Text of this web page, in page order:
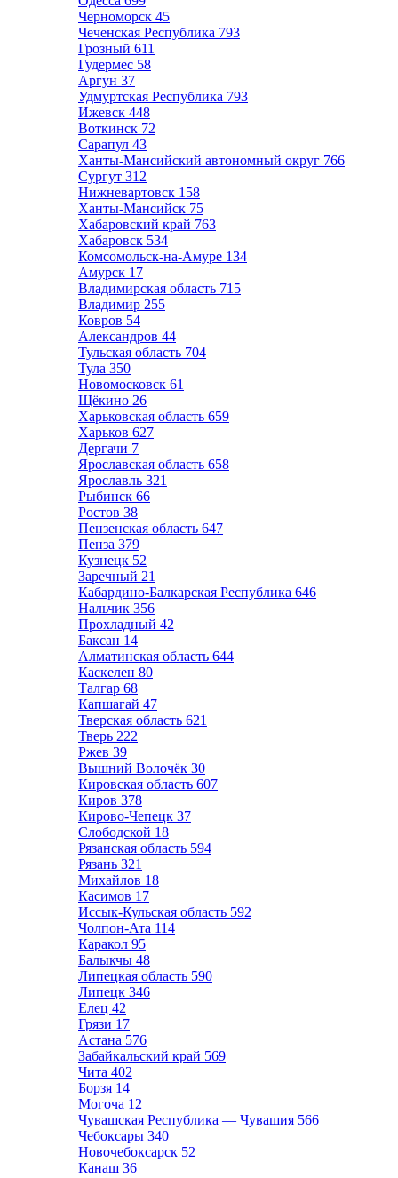
Черноморск 45
Чеченская Республика 793
Грозный 611
Гудермес 58
Аргун 37
Удмуртская Республика 793
Ижевск 448
Воткинск 72
Сарапул 43
Ханты-Мансийский автономный округ 766
Сургут 312
Нижневартовск 158
Ханты-Мансийск 75
Хабаровский край 763
Хабаровск 534
Комсомольск-на-Амуре 134
Амурск 17
Владимирская область 715
Владимир 255
Ковров 54
Александров 44
Тульская область 704
Тула 350
Новомосковск 61
Щёкино 26
Харьковская область 659
Харьков 627
Дергачи 7
Ярославская область 658
Ярославль 321
Рыбинск 66
Ростов 38
Пензенская область 647
Пенза 379
Кузнецк 52
Заречный 21
Кабардино-Балкарская Республика 646
Нальчик 356
Прохладный 42
Баксан 14
Алматинская область 644
Каскелен 80
Талгар 68
Капшагай 47
Тверская область 621
Тверь 222
Ржев 39
Вышний Волочёк 30
Кировская область 607
Киров 378
Кирово-Чепецк 37
Слободской 18
Рязанская область 594
Рязань 321
Михайлов 18
Касимов 17
Иссык-Кульская область 592
Чолпон-Ата 114
Каракол 95
Балыкчы 48
Липецкая область 590
Липецк 346
Елец 42
Грязи 17
Астана 576
Забайкальский край 569
Чита 402
Борзя 14
Могоча 12
Чувашская Республика — Чувашия 566
Чебоксары 340
Новочебоксарск 52
Канаш 36